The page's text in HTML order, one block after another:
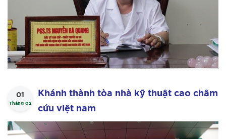
01
Tháng 02
Khánh thành tòa nhà kỹ thuật cao châm
cứu việt nam